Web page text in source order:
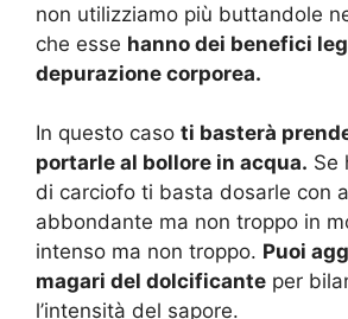
non utilizziamo più buttandole
che esse hanno dei benefici
depurazione corporea.
In questo caso ti basterà
portarle al bollore in acqua. Se
di carciofo ti basta dosarle con
abbondante ma non troppo in
intenso ma non troppo. Puoi
magari del dolcificante per
l’intensità del sapore.